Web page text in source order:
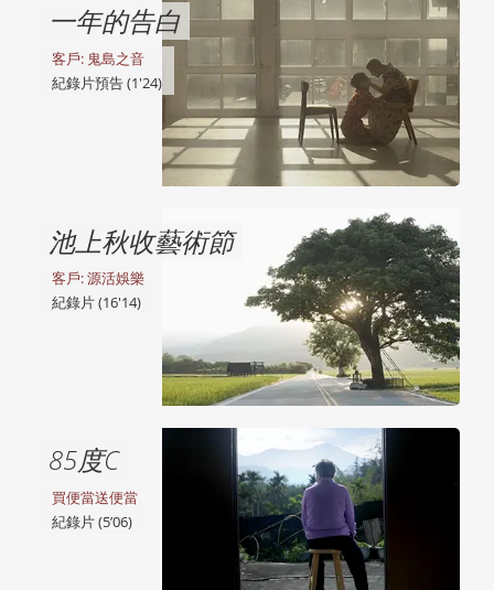
一年的告白
客戶: 鬼島之音
紀錄片預告 (1'24)
池上秋收藝術節
客戶: 源活娛樂
紀錄片 (16'14)
85度C
買便當送便當
紀錄片 (5’06)